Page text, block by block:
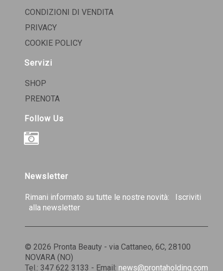
CONDIZIONI DI VENDITA
PRIVACY
COOKIE POLICY
Servizi
SHOP
PRENOTA
Follow Us
Newsletter
Rimani informato su tutte le nostre novità:
Iscriviti
alla newsletter
© 2026 Pronta Beauty - via Cattaneo, 6C, 28100
NOVARA (NO)
Tel.: 347 622 3133 - Email: news@prontaholding.com